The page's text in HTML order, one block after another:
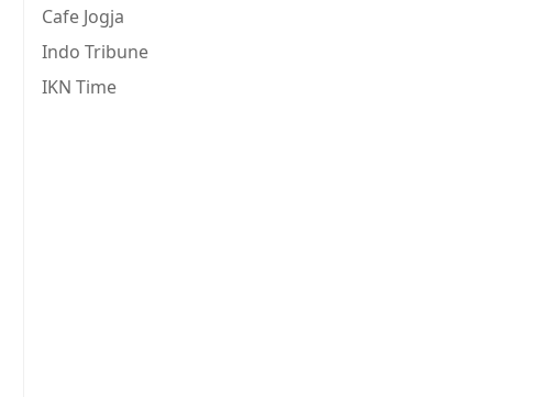
Cafe Jogja
Indo Tribune
IKN Time